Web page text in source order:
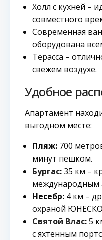
Холл с кухней –
совместного
Современная
оборудована
Терасса –
свежем воздухе.
Удобное
Апартамент
выгодном месте:
Пляж: 700
минут пешком.
Бургас:35 км –
международным
Несебр: 4 км –
охраной
Святой Влас:5
с яхтенным